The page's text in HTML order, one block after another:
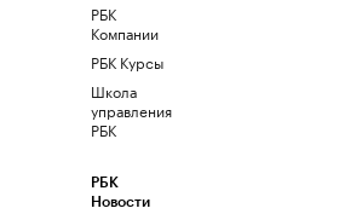
РБК
Компании
РБК Курсы
Школа
управления
РБК
РБК
Новости